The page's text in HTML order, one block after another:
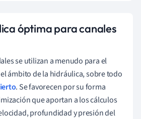
óptima para canales
se utilizan a menudo para el
ámbito de la hidráulica, sobre todo
. Se favorecen por su forma
que aportan a los cálculos
profundidad y presión del